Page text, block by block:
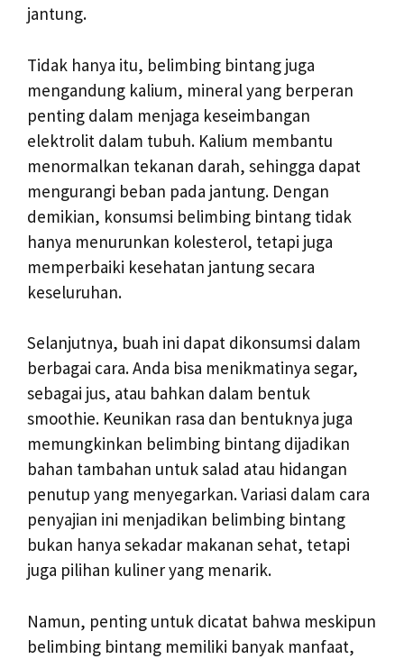
jantung.
Tidak hanya itu, belimbing bintang juga
mengandung kalium, mineral yang berperan
penting dalam menjaga keseimbangan
elektrolit dalam tubuh. Kalium membantu
menormalkan tekanan darah, sehingga dapat
mengurangi beban pada jantung. Dengan
demikian, konsumsi belimbing bintang tidak
hanya menurunkan kolesterol, tetapi juga
memperbaiki kesehatan jantung secara
keseluruhan.
Selanjutnya, buah ini dapat dikonsumsi dalam
berbagai cara. Anda bisa menikmatinya segar,
sebagai jus, atau bahkan dalam bentuk
smoothie. Keunikan rasa dan bentuknya juga
memungkinkan belimbing bintang dijadikan
bahan tambahan untuk salad atau hidangan
penutup yang menyegarkan. Variasi dalam cara
penyajian ini menjadikan belimbing bintang
bukan hanya sekadar makanan sehat, tetapi
juga pilihan kuliner yang menarik.
Namun, penting untuk dicatat bahwa meskipun
belimbing bintang memiliki banyak manfaat,